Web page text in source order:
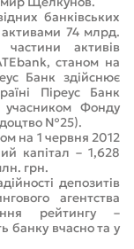
банківських
активами 74 млрд.
активів
станом на
Банк здійснює
Піреус Банк
Фонду
№25).
на 1 червня 2012
капітал – 1,628
грн.
депозитів
агентства
рейтингу –
банку вчасно та у